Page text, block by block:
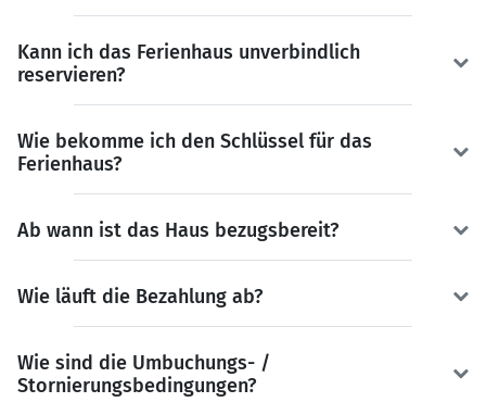
Kann ich das Ferienhaus unverbindlich
reservieren?
Wie bekomme ich den Schlüssel für das
Ferienhaus?
Ab wann ist das Haus bezugsbereit?
Wie läuft die Bezahlung ab?
Wie sind die Umbuchungs- /
Stornierungsbedingungen?